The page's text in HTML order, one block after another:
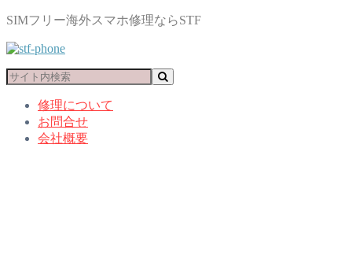
SIMフリー海外スマホ修理ならSTF
修理について
お問合せ
会社概要